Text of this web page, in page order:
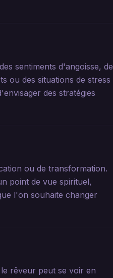
sentiments d'angoisse, de
ou des situations de stress
des stratégies
ou de transformation.
point de vue spirituel,
l'on souhaite changer
rêveur peut se voir en